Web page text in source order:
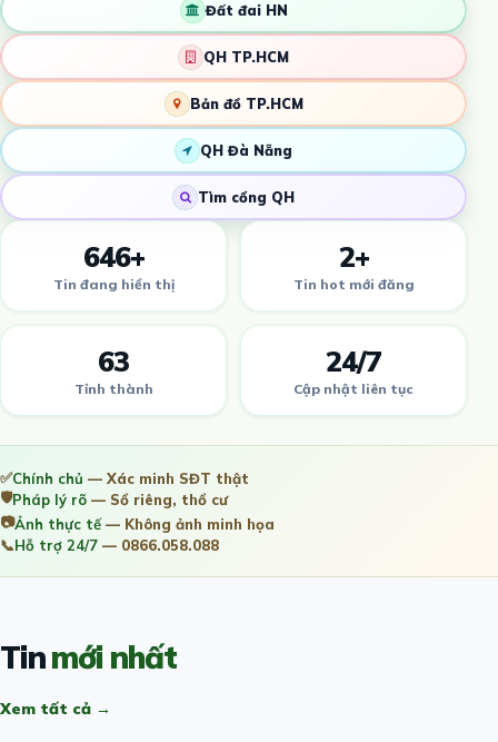
Đất đai HN
QH TP.HCM
Bản đồ TP.HCM
QH Đà Nẵng
Tìm cổng QH
646+
Tin đang hiển thị
2+
Tin hot mới đăng
63
Tỉnh thành
24/7
Cập nhật liên tục
✅Chính chủ — Xác minh SĐT thật
🛡️Pháp lý rõ — Sổ riêng, thổ cư
📷Ảnh thực tế— Không ảnh minh họa
📞Hỗ trợ 24/7 — 0866.058.088
Tinmới nhất
Xem tất cả →